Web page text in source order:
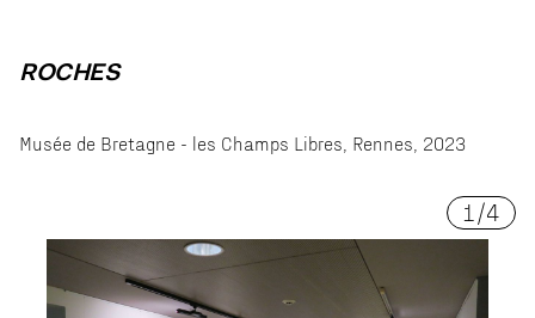
ROCHES
Musée de Bretagne - les Champs Libres, Rennes, 2023
1 /4